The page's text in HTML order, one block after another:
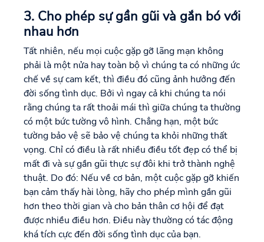
3. Cho phép sự gần gũi và gắn bó với
nhau hơn
Tất nhiên, nếu mọi cuộc gặp gỡ lãng mạn không
phải là một nửa hay toàn bộ vì chúng ta có những ức
chế về sự cam kết, thì điều đó cũng ảnh hưởng đến
đời sống tình dục. Bởi vì ngay cả khi chúng ta nói
rằng chúng ta rất thoải mái thì giữa chúng ta thường
có một bức tường vô hình. Chẳng hạn, một bức
tường bảo vệ sẽ bảo vệ chúng ta khỏi những thất
vọng. Chỉ có điều là rất nhiều điều tốt đẹp có thể bị
mất đi và sự gần gũi thực sự đôi khi trở thành nghệ
thuật. Do đó: Nếu về cơ bản, một cuộc gặp gỡ khiến
bạn cảm thấy hài lòng, hãy cho phép mình gần gũi
hơn theo thời gian và cho bản thân cơ hội để đạt
được nhiều điều hơn. Điều này thường có tác động
khá tích cực đến đời sống tình dục của bạn.